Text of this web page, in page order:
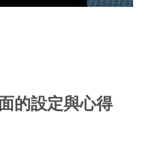
的設定與心得